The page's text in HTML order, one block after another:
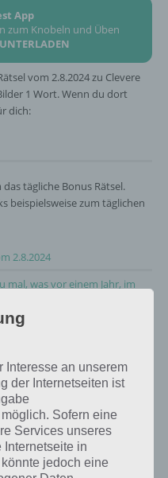
App
zum Knobeln und Üben
vom 2.8.2024 zu Clevere
1 Wort. Wenn du dort
dich:
tägliche Bonus Rätsel.
beispielsweise zum täglichen
2.8.2024
mal, was vor einem Jahr, im
zu Clevere
Interesse an unserem
der Internetseiten ist
Sofern eine
Services unseres
Internetseite in
jedoch eine